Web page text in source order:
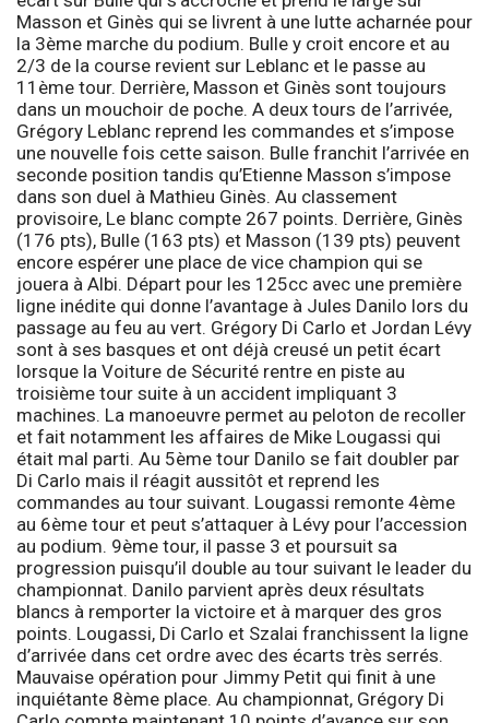
Masson et Ginès qui se livrent à une lutte acharnée pour
la 3ème marche du podium. Bulle y croit encore et au
2/3 de la course revient sur Leblanc et le passe au
11ème tour. Derrière, Masson et Ginès sont toujours
dans un mouchoir de poche. A deux tours de l’arrivée,
Grégory Leblanc reprend les commandes et s’impose
une nouvelle fois cette saison. Bulle franchit l’arrivée en
seconde position tandis qu’Etienne Masson s’impose
dans son duel à Mathieu Ginès. Au classement
provisoire, Le blanc compte 267 points. Derrière, Ginès
(176 pts), Bulle (163 pts) et Masson (139 pts) peuvent
encore espérer une place de vice champion qui se
jouera à Albi. Départ pour les 125cc avec une première
ligne inédite qui donne l’avantage à Jules Danilo lors du
passage au feu au vert. Grégory Di Carlo et Jordan Lévy
sont à ses basques et ont déjà creusé un petit écart
lorsque la Voiture de Sécurité rentre en piste au
troisième tour suite à un accident impliquant 3
machines. La manoeuvre permet au peloton de recoller
et fait notamment les affaires de Mike Lougassi qui
était mal parti. Au 5ème tour Danilo se fait doubler par
Di Carlo mais il réagit aussitôt et reprend les
commandes au tour suivant. Lougassi remonte 4ème
au 6ème tour et peut s’attaquer à Lévy pour l’accession
au podium. 9ème tour, il passe 3 et poursuit sa
progression puisqu’il double au tour suivant le leader du
championnat. Danilo parvient après deux résultats
blancs à remporter la victoire et à marquer des gros
points. Lougassi, Di Carlo et Szalai franchissent la ligne
d’arrivée dans cet ordre avec des écarts très serrés.
Mauvaise opération pour Jimmy Petit qui finit à une
inquiétante 8ème place. Au championnat, Grégory Di